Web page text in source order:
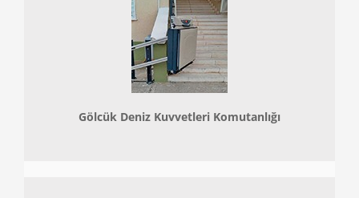
Gölcük Deniz Kuvvetleri Komutanlığı